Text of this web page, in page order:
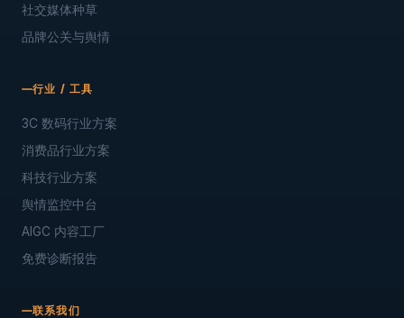
社交媒体种草
品牌公关与舆情
行业 / 工具
3C 数码行业方案
消费品行业方案
科技行业方案
舆情监控中台
AIGC 内容工厂
免费诊断报告
联系我们